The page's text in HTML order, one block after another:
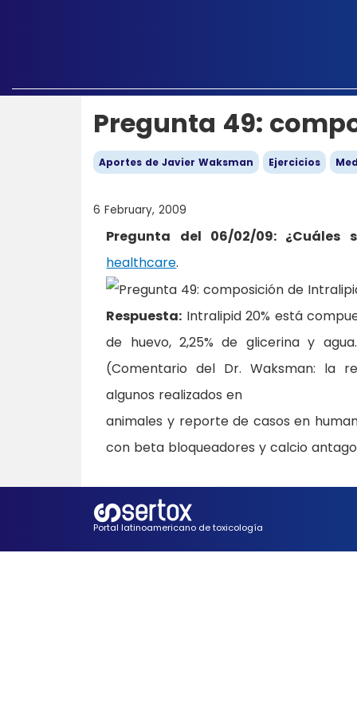
Pregunta 49:
Aportes de Javier Waksman Ejercicios
6 February, 2009
Pregunta del 06/02/09: ¿Cuáles
healthcare.
Respuesta: Intralipid 20% está
de huevo, 2,25% de glicerina y
(Comentario del Dr. Waksman: la
algunos realizados en
animales y reporte de casos en
con beta bloqueadores y calcio
Portal latinoamericano de toxicología